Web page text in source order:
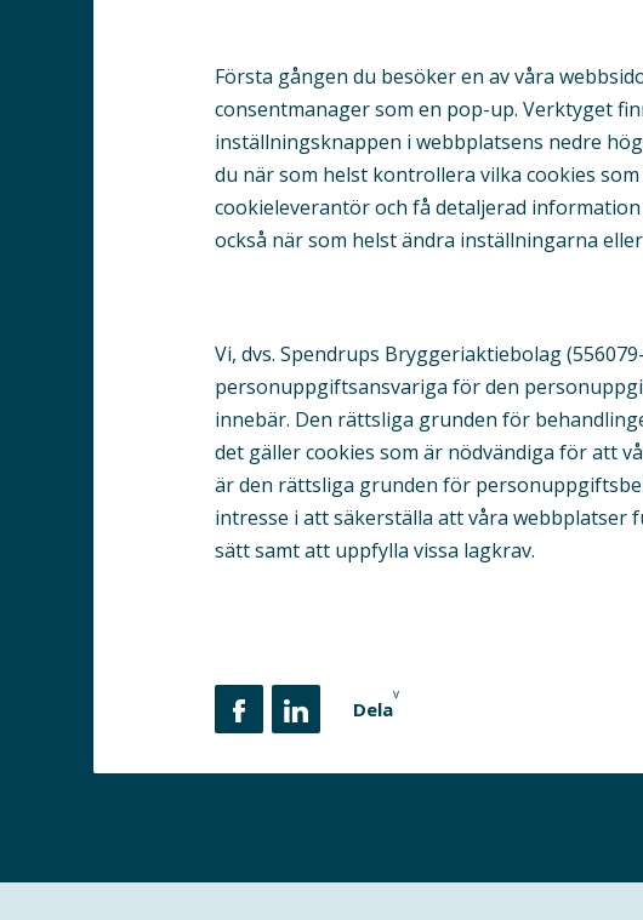
Första gången du besöker en av våra
consentmanager som en pop-up. Verktyget
inställningsknappen i webbplatsens nedre
du när som helst kontrollera vilka cookies
cookieleverantör och få detaljerad
också när som helst ändra inställningarna
Vi, dvs. Spendrups Bryggeriaktiebolag
personuppgiftsansvariga för den
innebär. Den rättsliga grunden för
det gäller cookies som är nödvändiga för att
är den rättsliga grunden för
intresse i att säkerställa att våra webbplatser
sätt samt att uppfylla vissa lagkrav.
Dela på FacebookDela på Linkedin
v
Dela